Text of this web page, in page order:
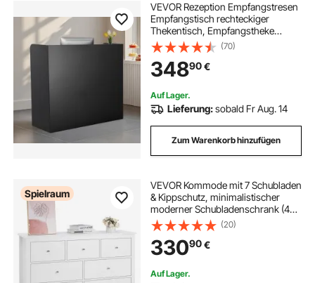
VEVOR Rezeption Empfangstresen
Empfangstisch rechteckiger
Thekentisch, Empfangstheke
Verkaufstresen Kassentheke mit
abschließbarer Schublade und
Lagerschrank für Kasse
Schönheitssalon Büro schwarz
(70)
34890€
Auf Lager.
Lieferung:sobald Fr Aug. 14
Zum Warenkorb hinzufügen
Spielraum
VEVOR Kommode mit 7 Schubladen
& Kippschutz, minimalistischer
moderner Schubladenschrank (400
x 1199 x 813 mm) Organizer
Schubladenkommode für
Wohnzimmer Schlafzimmer
Eingangsbereich Flur (weiß)
(20)
33090€
Auf Lager.